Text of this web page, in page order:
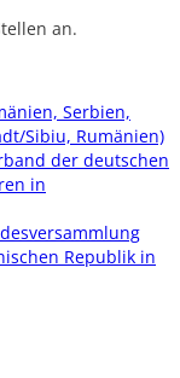
an.
Serbien,
Sibiu, Rumänien)
der deutschen
in
Republik in